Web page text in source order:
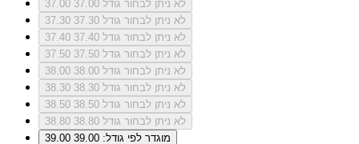
37.00
לא ניתן לבחור גודל 37.00
37.30
לא ניתן לבחור גודל 37.30
37.40
לא ניתן לבחור גודל 37.40
37.50
לא ניתן לבחור גודל 37.50
38.00
לא ניתן לבחור גודל 38.00
38.30
לא ניתן לבחור גודל 38.30
38.50
לא ניתן לבחור גודל 38.50
38.80
לא ניתן לבחור גודל 38.80
39.00
מוגדר לפי גודל: 39.00